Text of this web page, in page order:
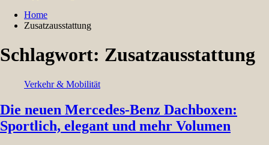
Home
Zusatzausstattung
Schlagwort: Zusatzausstattung
Verkehr & Mobilität
Die neuen Mercedes-Benz Dachboxen:
Sportlich, elegant und mehr Volumen